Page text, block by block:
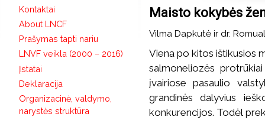
Kontaktai
About LNCF
Prašymas tapti nariu
LNVF veikla (2000 – 2016)
Įstatai
Deklaracija
Organizacinė, valdymo,
narystės struktūra
Maisto kokybės
Vilma Dapkutė ir dr.
Viena po kitos ištikusios
salmoneliozės
įvairiose pasaulio
grandinės dalyvius
konkurencijos. Todėl